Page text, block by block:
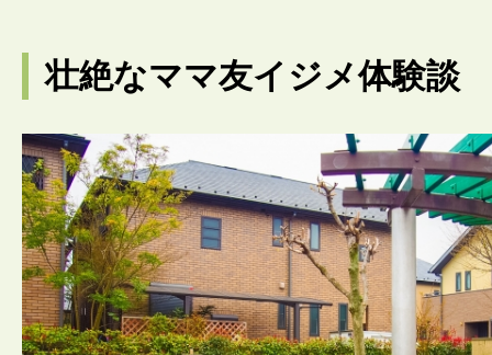
壮絶なママ友イジメ体験談